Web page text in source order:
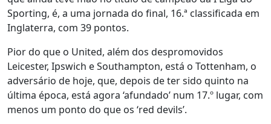
Sporting, é, a uma jornada do final, 16.ª classificada em
Inglaterra, com 39 pontos.
Pior do que o United, além dos despromovidos
Leicester, Ipswich e Southampton, está o Tottenham, o
adversário de hoje, que, depois de ter sido quinto na
última época, está agora ‘afundado’ num 17.º lugar, com
menos um ponto do que os ‘red devils’.